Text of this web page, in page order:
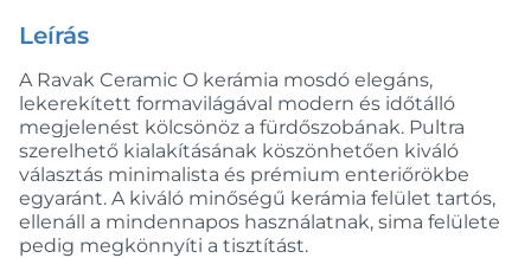
Leírás
A Ravak Ceramic O kerámia mosdó elegáns,
lekerekített formavilágával modern és időtálló
megjelenést kölcsönöz a fürdőszobának. Pultra
szerelhető kialakításának köszönhetően kiváló
választás minimalista és prémium enteriőrökbe
egyaránt. A kiváló minőségű kerámia felület tartós,
ellenáll a mindennapos használatnak, sima felülete
pedig megkönnyíti a tisztítást.